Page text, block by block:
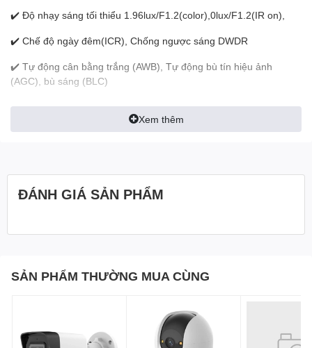
✔️ Độ nhạy sáng tối thiểu 1.96lux/F1.2(color),0lux/F1.2(IR on),
✔️ Chế độ ngày đêm(ICR), Chống ngược sáng DWDR
✔️ Tự động cân bằng trắng (AWB), Tự động bù tín hiệu ảnh
(AGC), bù sáng (BLC)
✔️ Tầm xa hồng ngoại 10m với công nghệ hồng ngoại thông minh
✔️ Đàm thoại hai chiều – chuẩn âm thanh G.711a / G.711u / PCM
CAMERA IMOU IPC-C22EP
120mm*66mm*33mmvà đầy đủ các tính năng cần thiết của một
cái camera. Các tính năng cần thiết như đàm thoại, quan sát ban
đêm, cảnh báo chống trộm. Ngoài ra, điểm ưu của C22EP này là
Xem thêm
ĐÁNH GIÁ SẢN PHẨM
SẢN PHẨM THƯỜNG MUA CÙNG